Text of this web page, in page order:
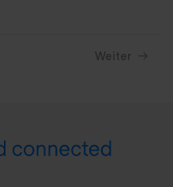
Weiter